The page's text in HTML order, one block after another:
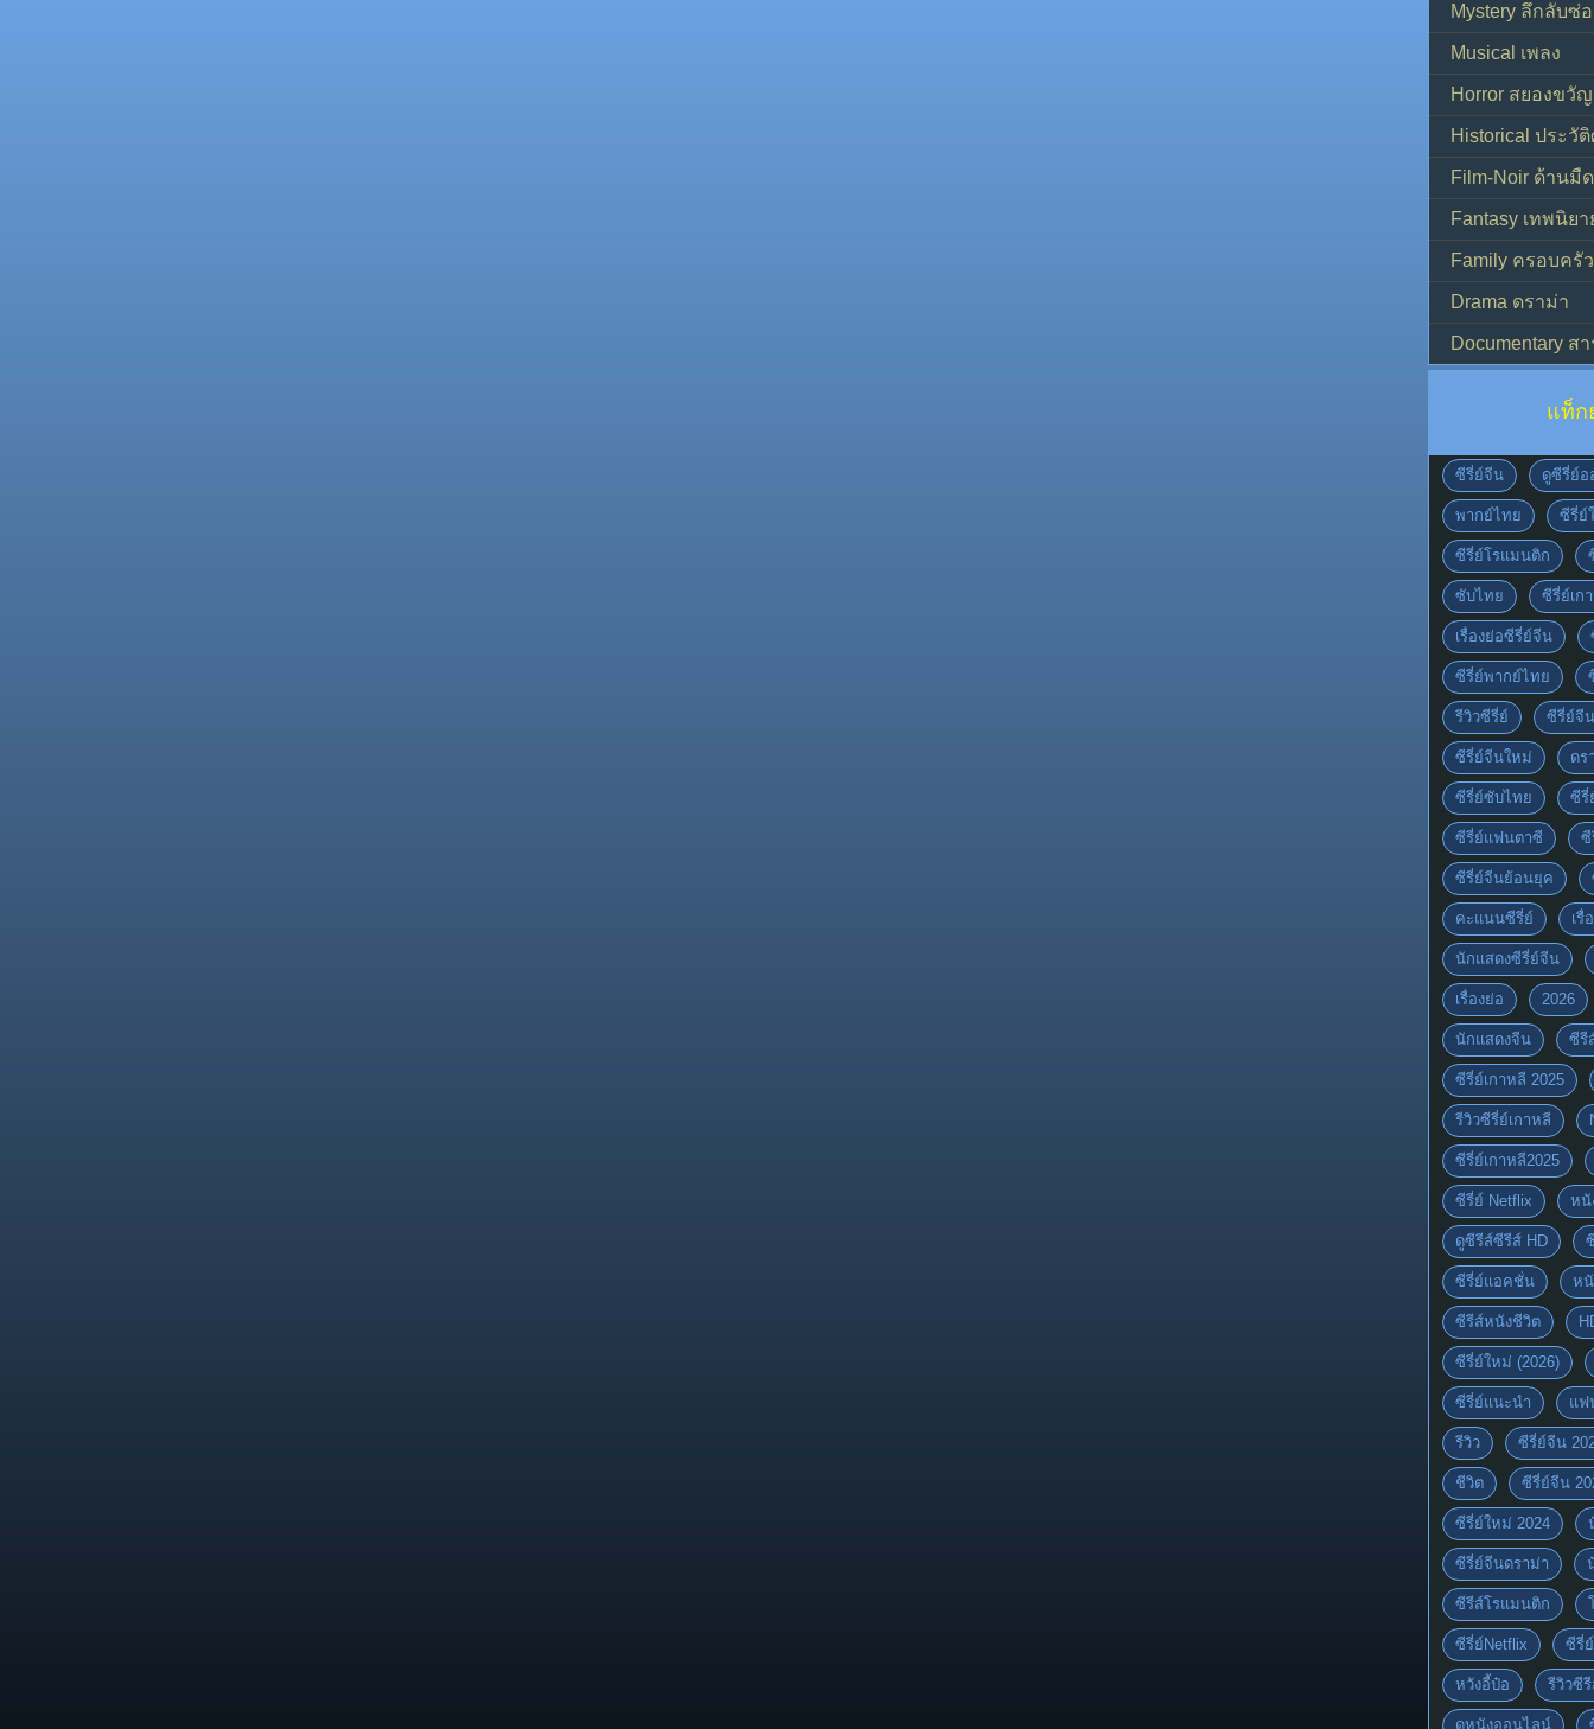
Mystery ลึกลับซ่
Musical เพลง
Horror สยองขวัญ
Historical ประวั
Film-Noir ด้านมื
Fantasy เทพนิยา
Family ครอบครัว
Drama ดราม่า
Documentary ส
แท็ก
ซีรี่ย์จีน ดูซีรี่ย์อ
พากย์ไทย ซีรี่ย์
ซีรี่ย์โรแมนติก
ซับไทย ซีรี่ย์เก
เรื่องย่อซีรี่ย์จีน
ซีรี่ย์พากย์ไทย
รีวิวซีรี่ย์ ซีรี่ย์จี
ซีรี่ย์จีนใหม่ ดร
ซีรี่ย์ซับไทย ซีรี่
ซีรี่ย์แฟนตาซี ซี
ซีรี่ย์จีนย้อนยุค
คะแนนซีรี่ย์ เรื่
นักแสดงซีรี่ย์จีน
เรื่องย่อ 2026
นักแสดงจีน ซีรี
ซีรี่ย์เกาหลี 2025
รีวิวซีรี่ย์เกาหลี
ซีรี่ย์เกาหลี2025
ซีรี่ย์ Netflix หนั
ดูซีรีส์ซีรีส์ HD
ซีรี่ย์แอคชั่น ห
ซีรีส์หนังชีวิต
ซีรี่ย์ใหม่ (2026)
ซีรี่ย์แนะนำ แฟ
รีวิว ซีรี่ย์จีน
ชีวิต ซีรี่ย์จีน
ซีรี่ย์ใหม่ 2024
ซีรี่ย์จีนดราม่า
ซีรีส์โรแมนติก
ซีรี่ย์Netflix ซีรี่
หวังอี้ป๋อ รีวิวซี
ดูหนังออนไลน์